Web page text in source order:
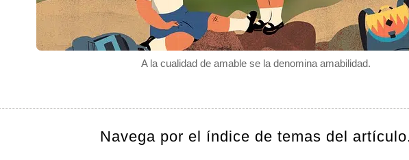
A la cualidad de amable se la denomina amabilidad.
Navega por el índice de temas del